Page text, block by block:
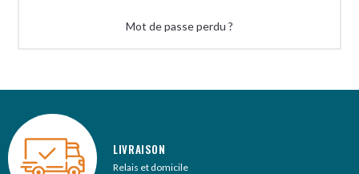
Mot de passe perdu ?
LIVRAISON
Relais et domicile